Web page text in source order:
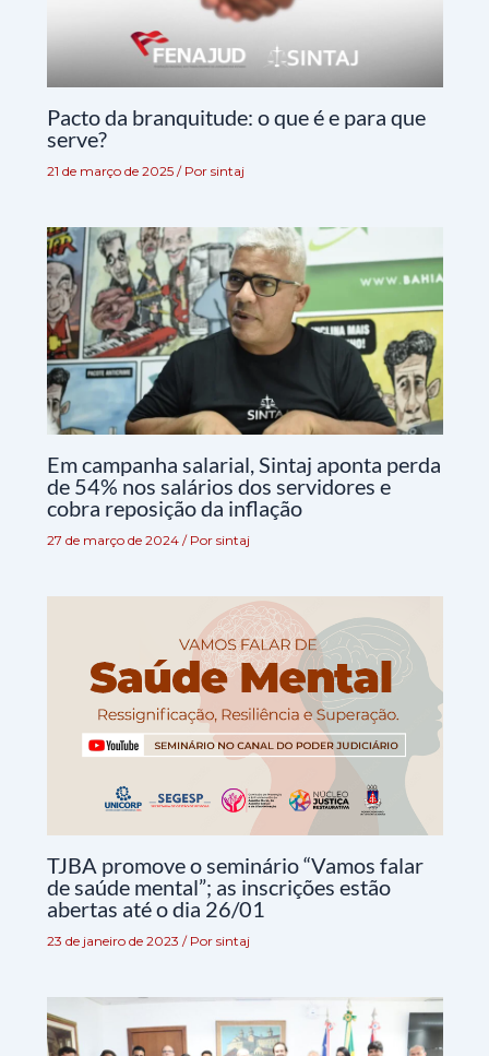
Pacto da branquitude: o que é e para que
serve?
21 de março de 2025 / Por sintaj
Em campanha salarial, Sintaj aponta perda
de 54% nos salários dos servidores e
cobra reposição da inflação
27 de março de 2024 / Por sintaj
TJBA promove o seminário “Vamos falar
de saúde mental”; as inscrições estão
abertas até o dia 26/01
23 de janeiro de 2023 / Por sintaj